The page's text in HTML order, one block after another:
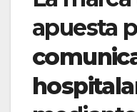
apuesta